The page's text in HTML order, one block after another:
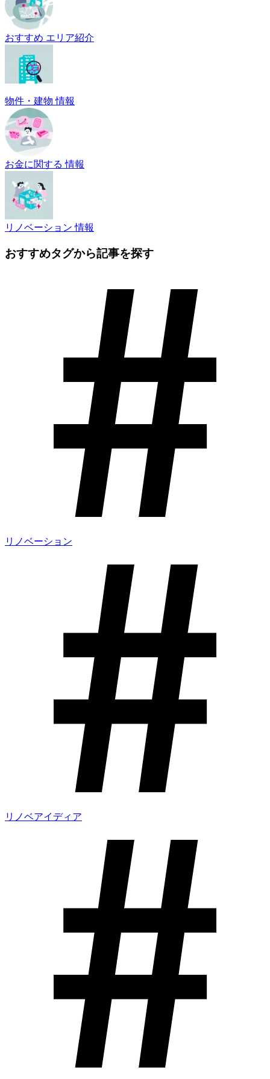
おすすめ エリア紹介
物件・建物 情報
お金に関する 情報
リノベーション 情報
おすすめタグから記事を探す
リノベーション
リノベアイディア